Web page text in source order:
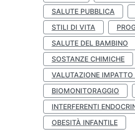
SALUTE PUBBLICA
STILI DI VITA
SALUTE DEL BAMBINO
SOSTANZE CHIMICHE
VALUTAZIONE
BIOMONITORAGGIO
INTERFERENTI
OBESITÀ INFANTILE